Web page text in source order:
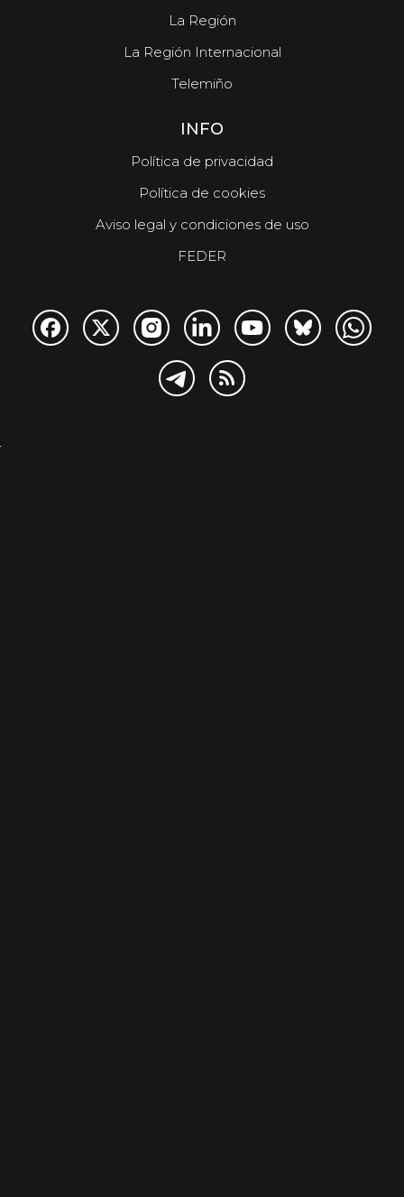
La Región
La Región Internacional
Telemiño
INFO
Política de privacidad
Política de cookies
Aviso legal y condiciones de uso
FEDER